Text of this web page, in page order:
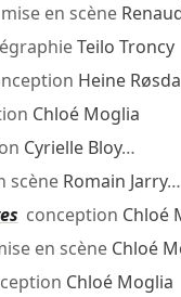
mise en scène
Teilo Troncy
Heine
Chloé Moglia
Cyrielle Bloy…
scène Romain Jarry…
conception Chloé
en scène Chloé
Chloé Moglia